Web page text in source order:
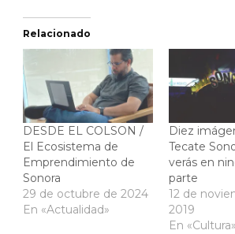
Relacionado
DESDE EL COLSON /
El Ecosistema de
Emprendimiento de
Sonora
29 de octubre de 2024
En «Actualidad»
Diez
Tecate
verás en
parte
12 de
2019
En «Cultura»